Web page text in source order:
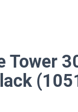
Tower